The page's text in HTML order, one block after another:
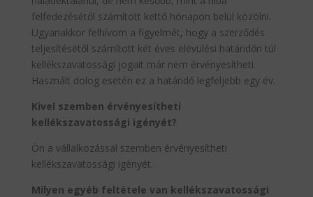
felfedezésétől számított kettő hónapon belül közölni.
Ugyanakkor felhívom a figyelmét, hogy a szerződés
teljesítésétől számított két éves elévülési határidőn túl
kellékszavatossági jogait már nem érvényesítheti.
Használt dolog esetén ez a határidő legfeljebb egy év.
Kivel szemben érvényesítheti
kellékszavatossági igényét?
Ön a vállalkozással szemben érvényesítheti
kellékszavatossági igényét.
Milyen egyéb feltétele van kellékszavatossági